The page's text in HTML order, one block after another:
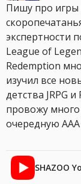
Пишу про игры
экспертности
League of
Redemption
изучил все
детства JRPG
провожу много
очередную AAA
SHAZOO